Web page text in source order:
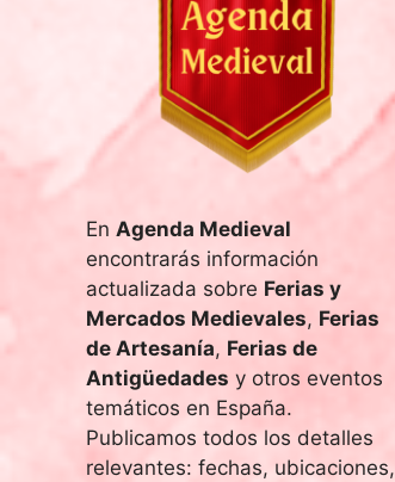
En Agenda Medieval
encontrarás información
actualizada sobre Ferias y
Mercados Medievales, Ferias
de Artesanía, Ferias de
Antigüedades y otros eventos
temáticos en España.
Publicamos todos los detalles
relevantes: fechas, ubicaciones,